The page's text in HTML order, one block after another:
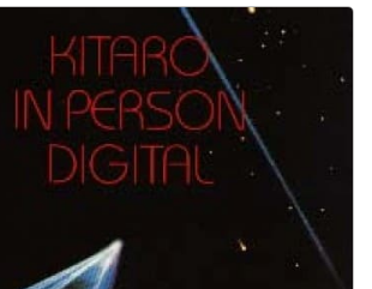
Tơ Lụa - Silk Road Suite
Tơ Lụa - Silk Road Vol.1
Tơ Lụa - Silk Road Vol.2
Tơ Lụa - Silk Road Vol.3
Tơ Lụa - Silk Road Vol.4
Của Kitaro - The Best Of Kitaro